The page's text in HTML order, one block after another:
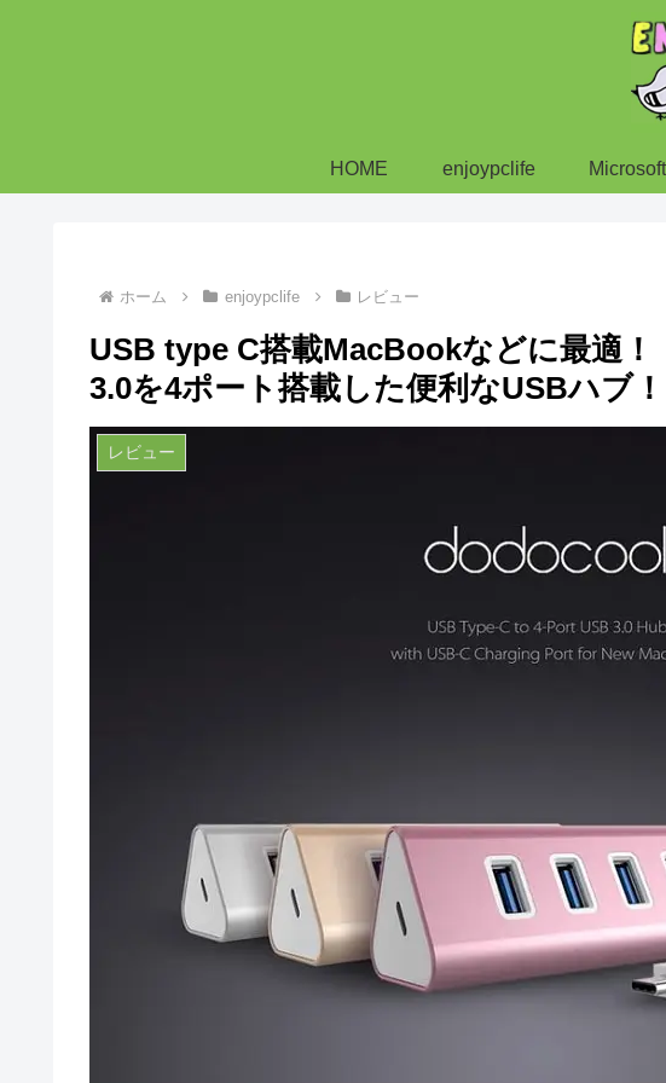
HOME enjoypclife Microsoft
ホーム enjoypclife レビュー
USB type C搭載MacBookなどに最適
3.0を4ポート搭載した便利なUSBハブ！
レビュー